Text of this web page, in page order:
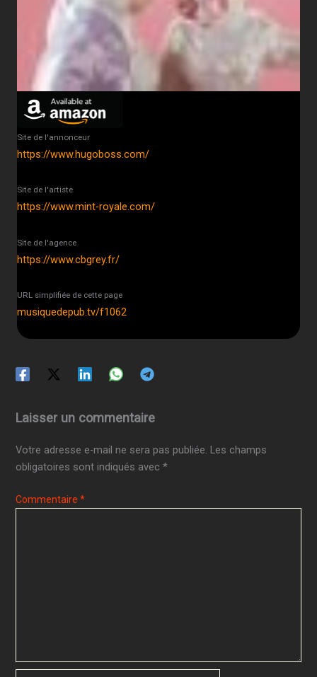
Site de l'annonceur
https://www.hugoboss.com/
Site de l'artiste
https://www.mint-royale.com/
Site de l'agence
https://www.cbgrey.fr/
URL simplifiée de cette page
musiquedepub.tv/f1062
Laisser un commentaire
Votre adresse e-mail ne sera pas publiée. Les champs
obligatoires sont indiqués avec*
Commentaire*